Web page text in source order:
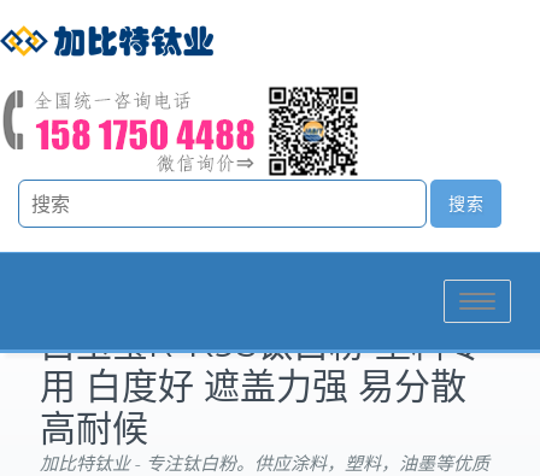
Toggle
白玉莹R-K95钛白粉 塑料专
用 白度好 遮盖力强 易分散
高耐候
加比特钛业 - 专注钛白粉。供应涂料，塑料，油墨等优质